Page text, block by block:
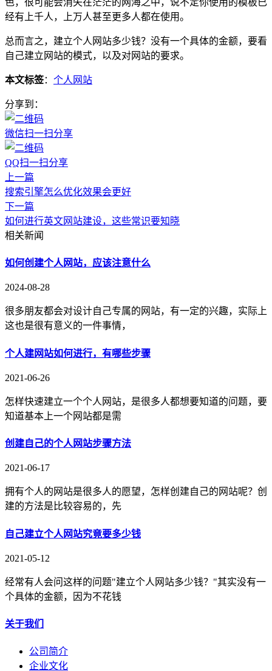
经有上千人，上万人甚至更多人都在使用。
总而言之，建立个人网站多少钱？没有一个具体的金额，要看
自己建立网站的模式，以及对网站的要求。
本文标签： 个人网站
分享到：
微信扫一扫分享
QQ扫一扫分享
上一篇
搜索引擎怎么优化效果会更好
下一篇
如何进行英文网站建设，这些常识要知晓
相关新闻
如何创建个人网站，应该注意什么
2024-08-28
很多朋友都会对设计自己专属的网站，有一定的兴趣，实际上
这也是很有意义的一件事情，
个人建网站如何进行，有哪些步骤
2021-06-26
怎样快速建立一个个人网站，是很多人都想要知道的问题，要
知道基本上一个网站都是需
创建自己的个人网站步骤方法
2021-06-17
拥有个人的网站是很多人的愿望，怎样创建自己的网站呢？创
建的方法是比较容易的，先
自己建立个人网站究竟要多少钱
2021-05-12
经常有人会问这样的问题"建立个人网站多少钱？"其实没有一
个具体的金额，因为不花钱
关于我们
公司简介
企业文化